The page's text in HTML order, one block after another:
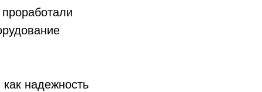
надежность